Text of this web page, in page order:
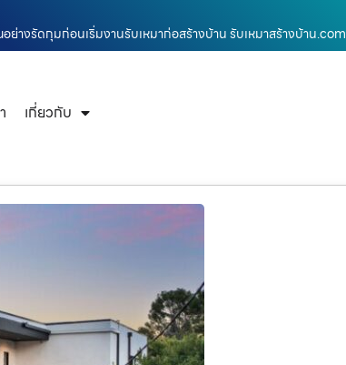
างรัดกุมก่อนเริ่มงานรับเหมาก่อสร้างบ้าน รับเหมาสร้างบ้าน.com
เกี่ยวกับ